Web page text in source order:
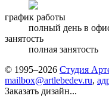
график работы
полный день в
занятость
полная занятость
© 1995–2026 Студия
mailbox@artlebedev.ru,
Заказать дизайн...